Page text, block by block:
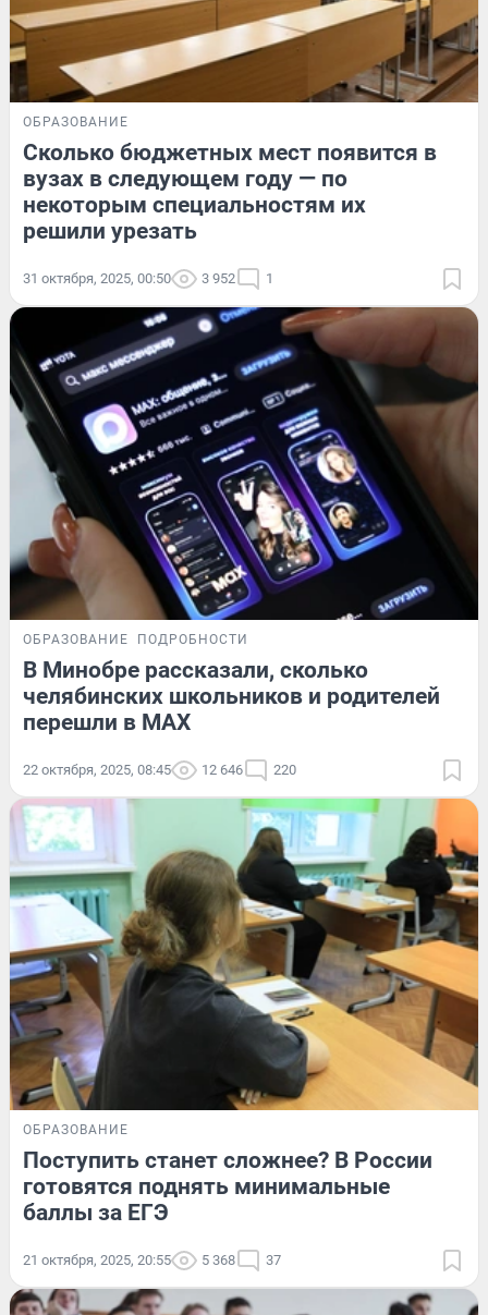
ОБРАЗОВАНИЕ
Сколько бюджетных мест появится в
вузах в следующем году — по
некоторым специальностям их
решили урезать
31 октября, 2025, 00:50 3 952 1
ОБРАЗОВАНИЕ ПОДРОБНОСТИ
В Минобре рассказали, сколько
челябинских школьников и родителей
перешли в МАХ
22 октября, 2025, 08:45 12 646 220
ОБРАЗОВАНИЕ
Поступить станет сложнее? В России
готовятся поднять минимальные
баллы за ЕГЭ
21 октября, 2025, 20:55 5 368 37